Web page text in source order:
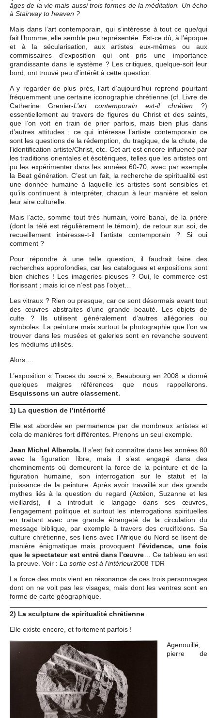
âges de la vie mais aussi trois formes de la méditation. Un écho
à Stairway to heaven ?
Mais dans l’art contemporain, qui s’intéresse à tout ce que/qui
fait l’homme, elle semble peu représentée. Est-ce dû, à l’époque
et à la sécularisation, aux artistes eux-mêmes ou aux
commissaires d’exposition qui ont pris une importance
grandissante dans le système ? Les critiques, quelque-soit leur
bord, ont trouvé peu d’intérêt à cette question.
A y regarder de plus près, l’art d’aujourd’hui reprend pourtant
fréquemment une certaine iconographie chrétienne (cf. Livre de
Catherine Grenier-L’art contemporain est-il chrétien ?)
essentiellement au travers de figures du Christ et des saints,
que l’on voit en train de prier parfois, mais bien plus dans
d’autres attitudes ; ce qui intéresse l’artiste contemporain ce
sont les questions de la rédemption, du tragique, de la chute, de
l’identification artiste/Christ, etc. Cet art est encore influencé par
les traditions orientales et ésotériques, telles que les artistes ont
pu les expérimenter dans les années 60-70, avec par exemple
la Beat génération. C’est un fait, la recherche de spiritualité est
une donnée humaine à laquelle les artistes sont sensibles et
qu’ils continuent à interpréter, chacun à leur manière et selon
leur aire culturelle.
Mais l’acte, somme tout très humain, voire banal, de la prière
(dont la télé est régulièrement le témoin), de retour sur soi, de
recueillement intéresse-t-il l’artiste contemporain ? Si oui
comment ?
Pour répondre à une telle question, il faudrait faire des
recherches approfondies, car les catalogues et expositions sont
bien chiches ! Les imageries pieuses ? Oui, le commerce est
florissant ; mais ici ce n’est pas l’objet…
Les vitraux ? Rien ou presque, car ce sont désormais avant tout
des œuvres abstraites d’une grande beauté. Les objets de
culte ? Ils utilisent généralement d’autres allégories ou
symboles. La peinture mais surtout la photographie que l’on va
trouver dans les musées et galeries sont en revanche souvent
les médiums utilisés.
Alors …
L’exposition « Traces du sacré », Beaubourg en 2008 a donné
quelques maigres références que nous rappellerons.
Esquissons un autre classement.
1) La question de l’intériorité
Elle est abordée en permanence par de nombreux artistes et
cela de manières fort différentes. Prenons un seul exemple.
Jean Michel Alberola. Il s’est fait connaître dans les années 80
avec la figuration libre, mais il s’est engagé dans des
cheminements où demeurent la force de la peinture et de la
figuration humaine, son interrogation sur le statut et la
puissance de la peinture. Après avoir travaillé sur des grands
mythes liés à la question du regard (Actéon, Suzanne et les
vieillards), il a introduit le langage dans ses œuvres,
l’engagement politique et surtout les interrogations spirituelles
en traitant avec une grande étrangeté de la circulation du
message biblique, par exemple à travers des crucifixions. Sa
culture chrétienne, ses liens avec l’Afrique du Nord se lisent de
manière énigmatique mais provoquent l’évidence, une fois
que le spectateur est entré dans l’œuvre… Ce tableau en est
la preuve. Voir : La sortie est à l’intérieur2008 TDR
La force des mots vient en résonance de ces trois personnages
dont on ne voit pas les visages, mais dont les ventres sont en
forme de carte géographique.
2) La sculpture de spiritualité chrétienne
Elle existe encore, et fortement parfois !
Agenouillé,
pierre de